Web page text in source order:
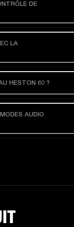
DE
LA
HESTON 60 ?
AUDIO